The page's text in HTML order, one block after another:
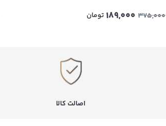
375,000
189,000تومان
اصالت کالا